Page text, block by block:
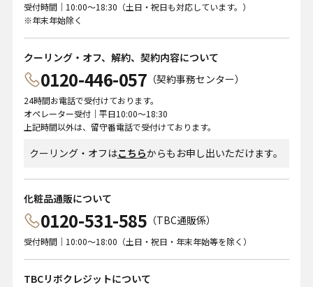
受付時間｜10:00～18:30（土日・祝日も対応しています。）
※年末年始除く
クーリング・オフ、解約、契約内容について
0120-446-057 （契約事務センター）
24時間お電話で受付けております。
オペレーター受付｜平日10:00～18:30
上記時間以外は、留守番電話で受付けております。
クーリング・オフはこちらからもお申し出いただけます。
化粧品通販について
0120-531-585 （TBC通販係）
受付時間｜10:00～18:00（土日・祝日・年末年始等を除く）
TBCリボクレジットについて